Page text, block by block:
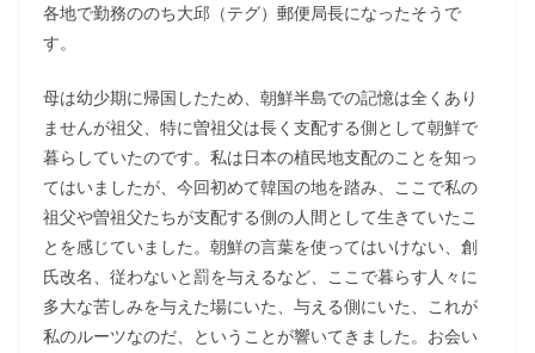
各地で勤務ののち大邱（テグ）郵便局長になったそうで
す。
母は幼少期に帰国したため、朝鮮半島での記憶は全くあり
ませんが祖父、特に曽祖父は長く支配する側として朝鮮で
暮らしていたのです。私は日本の植民地支配のことを知っ
てはいましたが、今回初めて韓国の地を踏み、ここで私の
祖父や曽祖父たちが支配する側の人間として生きていたこ
とを感じていました。朝鮮の言葉を使ってはいけない、創
氏改名、従わないと罰を与えるなど、ここで暮らす人々に
多大な苦しみを与えた場にいた、与える側にいた、これが
私のルーツなのだ、ということが響いてきました。お会い